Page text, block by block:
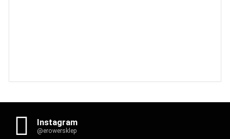
Instagram
@erowersklep